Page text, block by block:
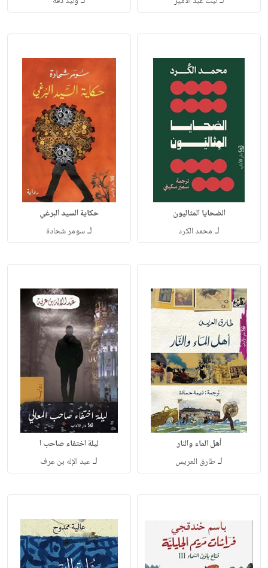
الضحايا المثاليون
لـ محمد الكرد
حكاية السيد البرغي
لـسومر شحادة
أهل الماء والنار
لـطارق العريس
ليلة اختفاء صاحب ا
لـعبد الإله بن عرف